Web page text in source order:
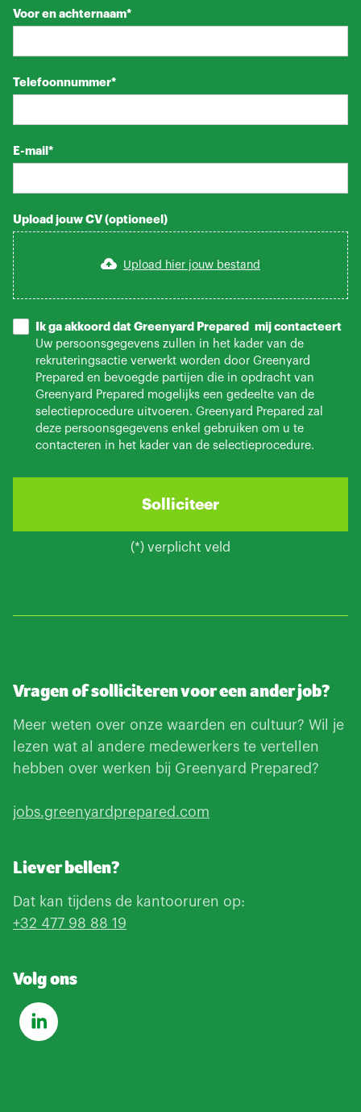
Voor en achternaam*
Telefoonnummer*
E-mail*
Upload jouw CV (optioneel)
Upload hier jouw bestand
Ik ga akkoord dat Greenyard Prepared mij contacteert
Uw persoonsgegevens zullen in het kader van de
rekruteringsactie verwerkt worden door Greenyard
Prepared en bevoegde partijen die in opdracht van
Greenyard Prepared mogelijks een gedeelte van de
selectieprocedure uitvoeren. Greenyard Prepared zal
deze persoonsgegevens enkel gebruiken om u te
contacteren in het kader van de selectieprocedure.
(*) verplicht veld
Vragen of solliciteren voor een ander job?
Meer weten over onze waarden en cultuur? Wil je
lezen wat al andere medewerkers te vertellen
hebben over werken bij Greenyard Prepared?
jobs.greenyardprepared.com
Liever bellen?
Dat kan tijdens de kantooruren op:
+32 477 98 88 19
Volg ons